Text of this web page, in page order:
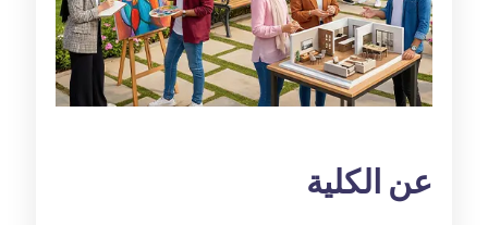
عن الكلية